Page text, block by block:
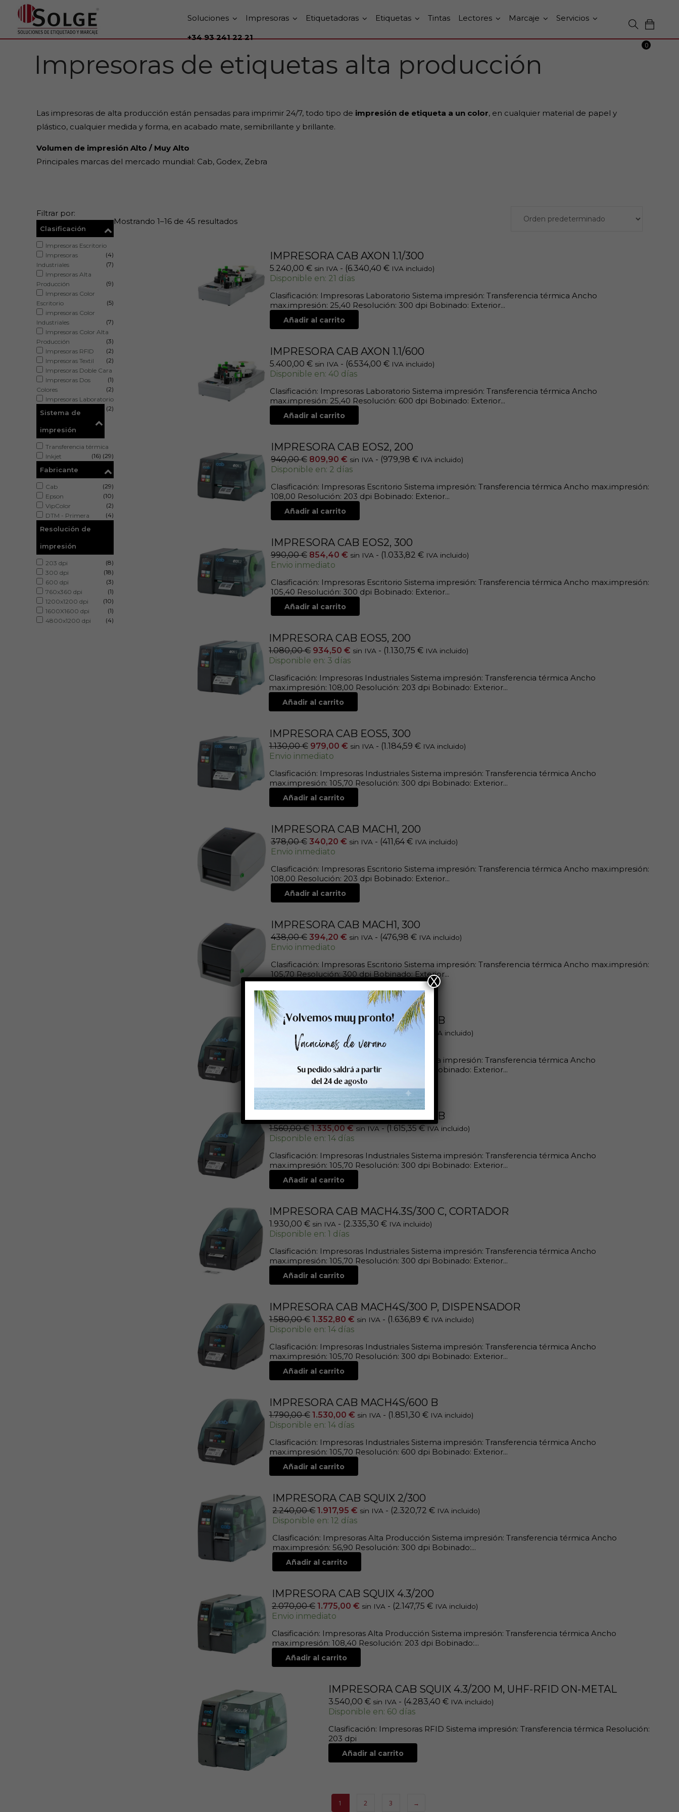
Soluciones Impresoras Etiquetadoras Etiquetas Tintas Lectores Marcaje Servicios
+34 93 241 22 21
0
Impresoras de etiquetas alta producción
Las impresoras de alta producción están pensadas para imprimir 24/7, todo tipo de impresión de etiqueta a un color, en cualquier material de papel y
plástico, cualquier medida y forma, en acabado mate, semibrillante y brillante.
Volumen de impresión Alto / Muy Alto
Principales marcas del mercado mundial: Cab, Godex, Zebra
Filtrar por:
Clasificación
Impresoras Escritorio
(4)
Impresoras
Industriales
(7)
Impresoras Alta
Producción
(9)
Impresoras Color
Escritorio
(5)
impresoras Color
Industriales
(7)
Impresoras Color Alta
Producción
(3)
Impresoras RFID
(2)
Impresoras Textil
(2)
Impresoras Doble Cara
(1)
Impresoras Dos
Colores
(2)
Impresoras Laboratorio
(2)
Sistema de
impresión
Transferencia térmica
(29)
Inkjet (16)
Fabricante
Cab
(29)
Epson
(10)
VipColor
(2)
DTM - Primera
(4)
Resolución de
impresión
203 dpi
(8)
300 dpi
(18)
600 dpi
(3)
760x360 dpi
(1)
1200x1200 dpi
(10)
1600X1600 dpi
(1)
4800x1200 dpi
(4)
Mostrando 1–16 de 45 resultados
IMPRESORA CAB AXON 1.1/300
5.240,00 € sin IVA- (6.340,40 € IVA incluido)
Disponible en: 21 días
Clasificación: Impresoras Laboratorio Sistema impresión: Transferencia térmica Ancho
max.impresión: 25,40 Resolución: 300 dpi Bobinado: Exterior...
Añadir al carrito
IMPRESORA CAB AXON 1.1/600
5.400,00 € sin IVA- (6.534,00 € IVA incluido)
Disponible en: 40 días
Clasificación: Impresoras Laboratorio Sistema impresión: Transferencia térmica Ancho
max.impresión: 25,40 Resolución: 600 dpi Bobinado: Exterior...
Añadir al carrito
IMPRESORA CAB EOS2, 200
940,00€ 809,90 € sin IVA- (979,98 € IVA incluido)
Disponible en: 2 días
Clasificación: Impresoras Escritorio Sistema impresión: Transferencia térmica Ancho max.impresión:
108,00 Resolución: 203 dpi Bobinado: Exterior...
Añadir al carrito
IMPRESORA CAB EOS2, 300
990,00€ 854,40 € sin IVA- (1.033,82 € IVA incluido)
Envio inmediato
Clasificación: Impresoras Escritorio Sistema impresión: Transferencia térmica Ancho max.impresión:
105,40 Resolución: 300 dpi Bobinado: Exterior...
Añadir al carrito
IMPRESORA CAB EOS5, 200
1.080,00€ 934,50€ sin IVA - (1.130,75€ IVA incluido)
Disponible en: 3 días
Clasificación: Impresoras Industriales Sistema impresión: Transferencia térmica Ancho
max.impresión: 108,00 Resolución: 203 dpi Bobinado: Exterior...
Añadir al carrito
IMPRESORA CAB EOS5, 300
1.130,00€ 979,00 € sin IVA- (1.184,59 € IVA incluido)
Envio inmediato
Clasificación: Impresoras Industriales Sistema impresión: Transferencia térmica Ancho
max.impresión: 105,70 Resolución: 300 dpi Bobinado: Exterior...
Añadir al carrito
IMPRESORA CAB MACH1, 200
378,00€ 340,20 € sin IVA- (411,64 € IVA incluido)
Envio inmediato
Clasificación: Impresoras Escritorio Sistema impresión: Transferencia térmica Ancho max.impresión:
108,00 Resolución: 203 dpi Bobinado: Exterior...
Añadir al carrito
IMPRESORA CAB MACH1, 300
438,00€ 394,20 € sin IVA- (476,98 € IVA incluido)
Envio inmediato
Clasificación: Impresoras Escritorio Sistema impresión: Transferencia térmica Ancho max.impresión:
105,70 Resolución: 300 dpi Bobinado: Exterior...
Añadir al carrito
IMPRESORA CAB MACH4.3S/200 B
1.460,00€ € 1.507,66 IVA incluido)
Envio inmediato
Clasificación: Impresoras Industriales Sistema impresión: Transferencia térmica Ancho
max.impresión: 104,00 Resolución: 203 dpi Bobinado: Exterior...
Añadir al carrito
IMPRESORA CAB MACH4.3S/300 B
1.560,00€ 1.335,00€ sin IVA- (1.615,35€ IVA incluido)
Disponible en: 14 días
Clasificación: Impresoras Industriales Sistema impresión: Transferencia térmica Ancho
max.impresión: 105,70 Resolución: 300 dpi Bobinado: Exterior...
Añadir al carrito
IMPRESORA CAB MACH4.3S/300 C, CORTADOR
1.930,00 € sin IVA- (2.335,30 € IVA incluido)
Disponible en: 1 días
Clasificación: Impresoras Industriales Sistema impresión: Transferencia térmica Ancho
max.impresión: 105,70 Resolución: 300 dpi Bobinado: Exterior...
Añadir al carrito
IMPRESORA CAB MACH4S/300 P, DISPENSADOR
1.580,00€ 1.352,80 € sin IVA- (1.636,89 € IVA incluido)
Disponible en: 14 días
Clasificación: Impresoras Industriales Sistema impresión: Transferencia térmica Ancho
max.impresión: 105,70 Resolución: 300 dpi Bobinado: Exterior...
Añadir al carrito
IMPRESORA CAB MACH4S/600 B
1.790,00€ 1.530,00 € sin IVA- (1.851,30 € IVA incluido)
Disponible en: 14 días
Clasificación: Impresoras Industriales Sistema impresión: Transferencia térmica Ancho
max.impresión: 105,70 Resolución: 600 dpi Bobinado: Exterior...
Añadir al carrito
IMPRESORA CAB SQUIX 2/300
2.240,00€ 1.917,95€ sin IVA - (2.320,72€ IVA incluido)
Disponible en: 12 días
Clasificación: Impresoras Alta Producción Sistema impresión: Transferencia térmica Ancho
max.impresión: 56,90 Resolución: 300 dpi Bobinado:...
Añadir al carrito
IMPRESORA CAB SQUIX 4.3/200
2.070,00€ 1.775,00€ sin IVA - (2.147,75€ IVA incluido)
Envio inmediato
Clasificación: Impresoras Alta Producción Sistema impresión: Transferencia térmica Ancho
max.impresión: 108,40 Resolución: 203 dpi Bobinado:...
Añadir al carrito
IMPRESORA CAB SQUIX 4.3/200 M, UHF-RFID ON-METAL
3.540,00 € sin IVA- (4.283,40 € IVA incluido)
Disponible en: 60 días
Clasificación: Impresoras RFID Sistema impresión: Transferencia térmica Resolución:
203 dpi
Añadir al carrito
1 2 3 →
X